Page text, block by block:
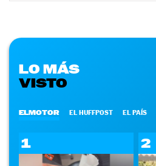
LO MÁS
VISTO
ELMOTOR EL HUFFPOST EL PAÍS
1 2